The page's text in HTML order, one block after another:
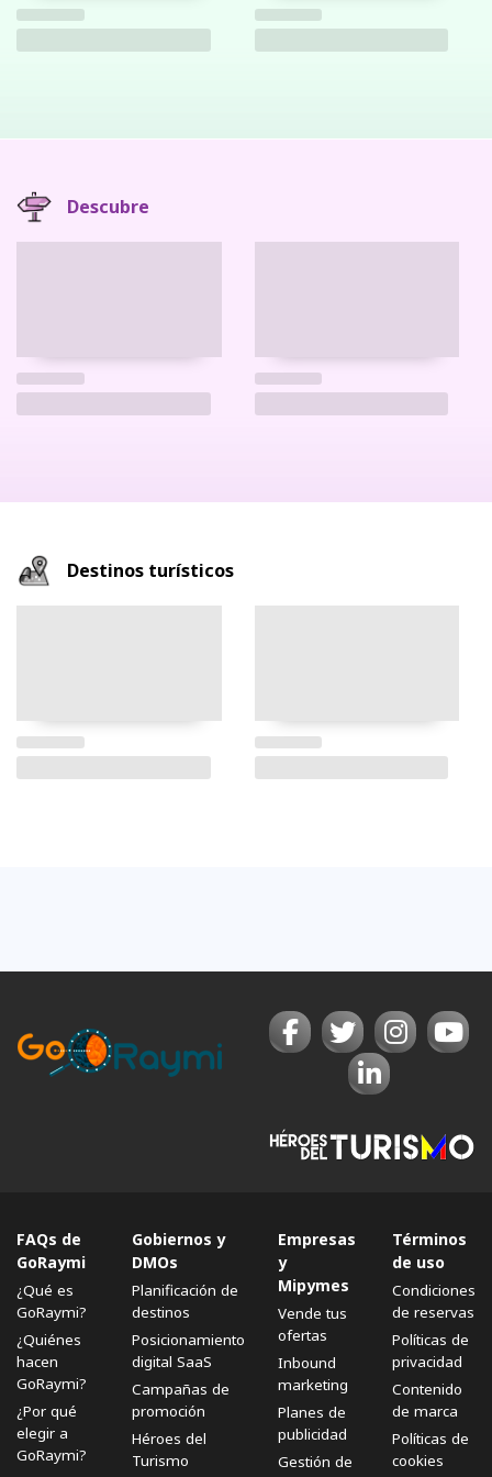
Descubre
Destinos turísticos
FAQs de
GoRaymi
¿Qué es
GoRaymi?
¿Quiénes
hacen
GoRaymi?
¿Por qué
elegir a
GoRaymi?
Gobiernos y
DMOs
Planificación de
destinos
Posicionamiento
digital SaaS
Campañas de
promoción
Héroes del
Turismo
Empresas
y
Mipymes
Vende tus
ofertas
Inbound
marketing
Planes de
publicidad
Gestión de
Términos
de uso
Condiciones
de reservas
Políticas de
privacidad
Contenido
de marca
Políticas de
cookies